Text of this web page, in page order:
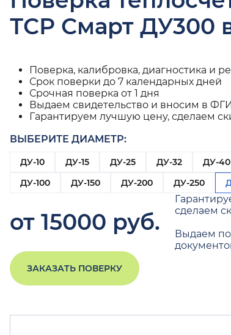
ТСР Смарт ДУ300
Поверка, калибровка, диагностика и
Срок поверки до 7 календарных дней
Срочная поверка от 1 дня
Выдаем свидетельство и вносим в
Гарантируем лучшую цену, сделаем
ВЫБЕРИТЕ ДИАМЕТР:
ДУ-10 ДУ-15 ДУ-25 ДУ-32 ДУ-40
ДУ-100
ДУ-150 ДУ-200 ДУ-250
от 15000 руб.
сделаем
Выдаем
ЗАКАЗАТЬ ПОВЕРКУ